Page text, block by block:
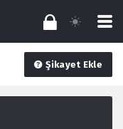
Şikayet Ekle